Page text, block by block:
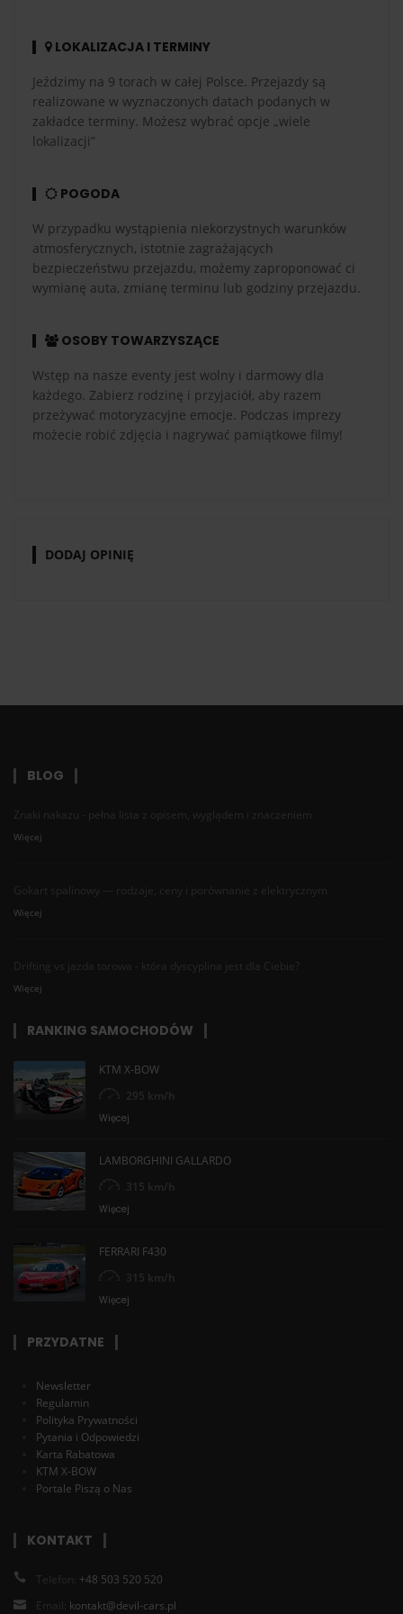
LOKALIZACJA I TERMINY
Jeździmy na 9 torach w całej Polsce. Przejazdy są
realizowane w wyznaczonych datach podanych w
zakładce terminy. Możesz wybrać opcje „wiele
lokalizacji”
POGODA
W przypadku wystąpienia niekorzystnych warunków
atmosferycznych, istotnie zagrażających
bezpieczeństwu przejazdu, możemy zaproponować ci
wymianę auta, zmianę terminu lub godziny przejazdu.
OSOBY TOWARZYSZĄCE
Wstęp na nasze eventy jest wolny i darmowy dla
każdego. Zabierz rodzinę i przyjaciół, aby razem
przeżywać motoryzacyjne emocje. Podczas imprezy
możecie robić zdjęcia i nagrywać pamiątkowe filmy!
DODAJ OPINIĘ
BLOG
Znaki nakazu - pełna lista z opisem, wyglądem i znaczeniem
Więcej
Gokart spalinowy — rodzaje, ceny i porównanie z elektrycznym
Więcej
Drifting vs jazda torowa - która dyscyplina jest dla Ciebie?
Więcej
RANKING SAMOCHODÓW
KTM X-BOW
295 km/h
Więcej
LAMBORGHINI GALLARDO
315 km/h
Więcej
FERRARI F430
315 km/h
Więcej
PRZYDATNE
Newsletter
Regulamin
Polityka Prywatności
Pytania i Odpowiedzi
Karta Rabatowa
KTM X-BOW
Portale Piszą o Nas
KONTAKT
Telefon: +48 503 520 520
Email: kontakt@devil-cars.pl